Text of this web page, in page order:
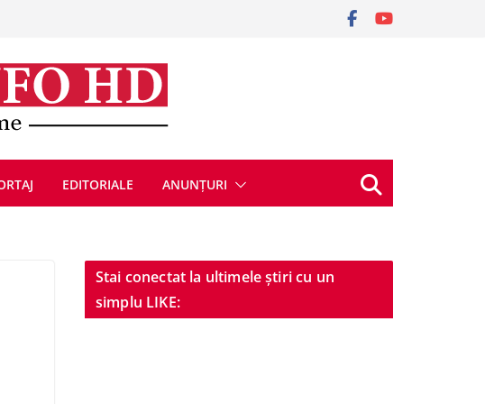
EDITORIALE ANUNȚURI
Stai conectat la ultimele știri cu un
simplu LIKE: